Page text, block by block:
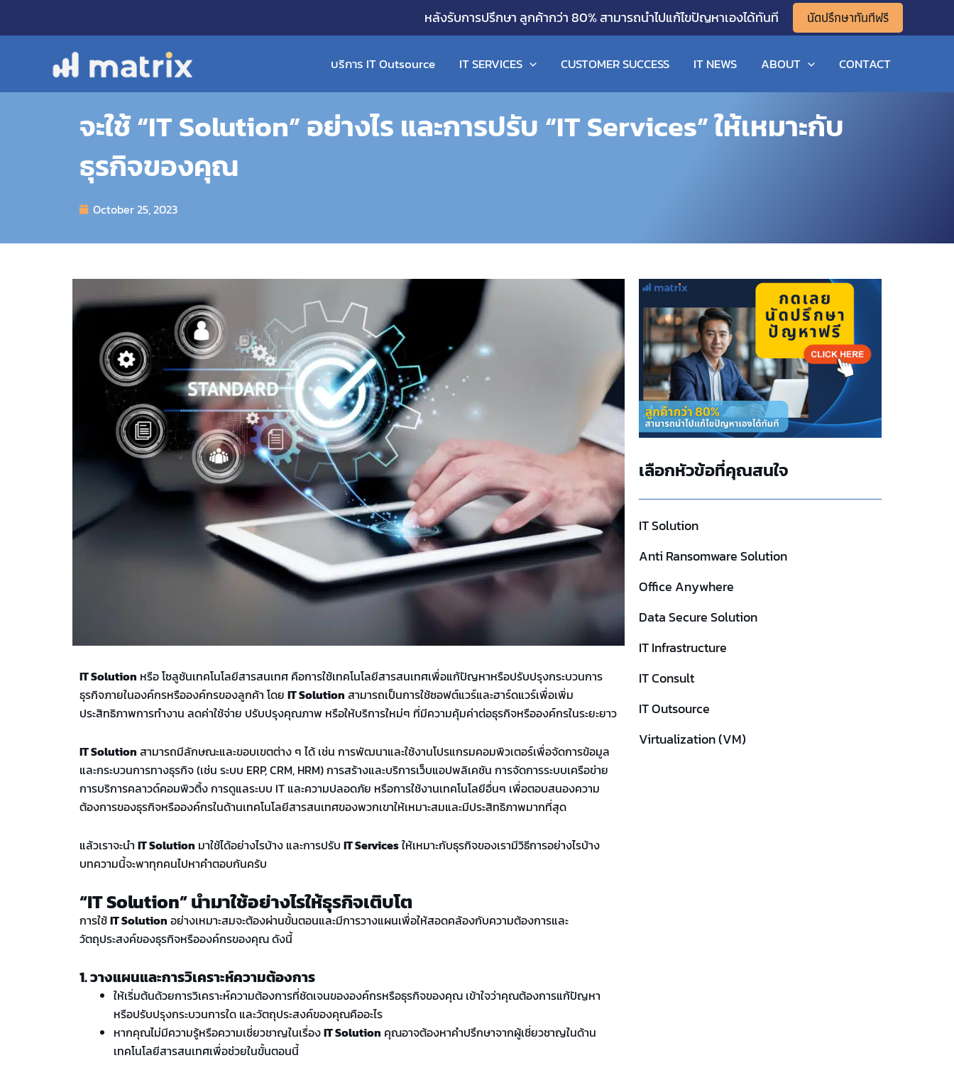
หลังรับการปรึกษา ลูกค้ากว่า 80% สามารถนำไปแก้ไขปัญหาเองได้ทันที นัดปรึกษาทันทีฟรี
บริการ IT Outsource IT SERVICES CUSTOMER SUCCESS IT NEWS ABOUT CONTACT
จะใช้ “IT Solution” อย่างไร และการปรับ “IT Services” ให้เหมาะกับ
ธุรกิจของคุณ
October 25, 2023
IT Solution หรือ โซลูชันเทคโนโลยีสารสนเทศ คือการใช้เทคโนโลยีสารสนเทศเพื่อแก้ปัญหาหรือปรับปรุงกระบวนการ
ธุรกิจภายในองค์กรหรือองค์กรของลูกค้า โดย IT Solution สามารถเป็นการใช้ซอฟต์แวร์และฮาร์ดแวร์เพื่อเพิ่ม
ประสิทธิภาพการทำงาน ลดค่าใช้จ่าย ปรับปรุงคุณภาพ หรือให้บริการใหม่ๆ ที่มีความคุ้มค่าต่อธุรกิจหรือองค์กรในระยะยาว
IT Solution สามารถมีลักษณะและขอบเขตต่าง ๆ ได้ เช่น การพัฒนาและใช้งานโปรแกรมคอมพิวเตอร์เพื่อจัดการข้อมูล
และกระบวนการทางธุรกิจ (เช่น ระบบ ERP, CRM, HRM) การสร้างและบริการเว็บแอปพลิเคชัน การจัดการระบบเครือข่าย
การบริการคลาวด์คอมพิวติ้ง การดูแลระบบ IT และความปลอดภัย หรือการใช้งานเทคโนโลยีอื่นๆ เพื่อตอบสนองความ
ต้องการของธุรกิจหรือองค์กรในด้านเทคโนโลยีสารสนเทศของพวกเขาให้เหมาะสมและมีประสิทธิภาพมากที่สุด
แล้วเราจะนำ IT Solution มาใช้ได้อย่างไรบ้าง และการปรับ IT Servicesให้เหมาะกับธุรกิจของเรามีวิธีการอย่างไรบ้าง
บทความนี้จะพาทุกคนไปหาคำตอบกันครับ
“IT Solution” นำมาใช้อย่างไรให้ธุรกิจเติบโต
การใช้IT Solution อย่างเหมาะสมจะต้องผ่านขั้นตอนและมีการวางแผนเพื่อให้สอดคล้องกับความต้องการและ
วัตถุประสงค์ของธุรกิจหรือองค์กรของคุณ ดังนี้
1. วางแผนและการวิเคราะห์ความต้องการ
ให้เริ่มต้นด้วยการวิเคราะห์ความต้องการที่ชัดเจนขององค์กรหรือธุรกิจของคุณ เข้าใจว่าคุณต้องการแก้ปัญหา
หรือปรับปรุงกระบวนการใด และวัตถุประสงค์ของคุณคืออะไร
หากคุณไม่มีความรู้หรือความเชี่ยวชาญในเรื่องIT Solution คุณอาจต้องหาคำปรึกษาจากผู้เชี่ยวชาญในด้าน
เทคโนโลยีสารสนเทศเพื่อช่วยในขั้นตอนนี้
เลือกหัวข้อที่คุณสนใจ
IT Solution
Anti Ransomware Solution
Office Anywhere
Data Secure Solution
IT Infrastructure
IT Consult
IT Outsource
Virtualization (VM)